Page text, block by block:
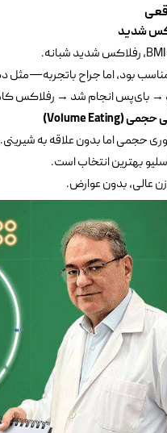
شدید
مناسب بود، اما جراح
→ بای‌پس انجام شد → رفلاکس
حجمی(Volume Eating)
بهترین انتخاب است.